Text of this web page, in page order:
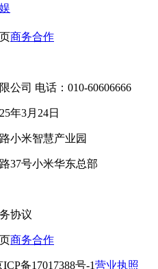
商务合作
公司 电话：010-60606666
年3月24日
小米智慧产业园
37号小米华东总部
协议
商务合作
ICP备17017388号-1营业执照